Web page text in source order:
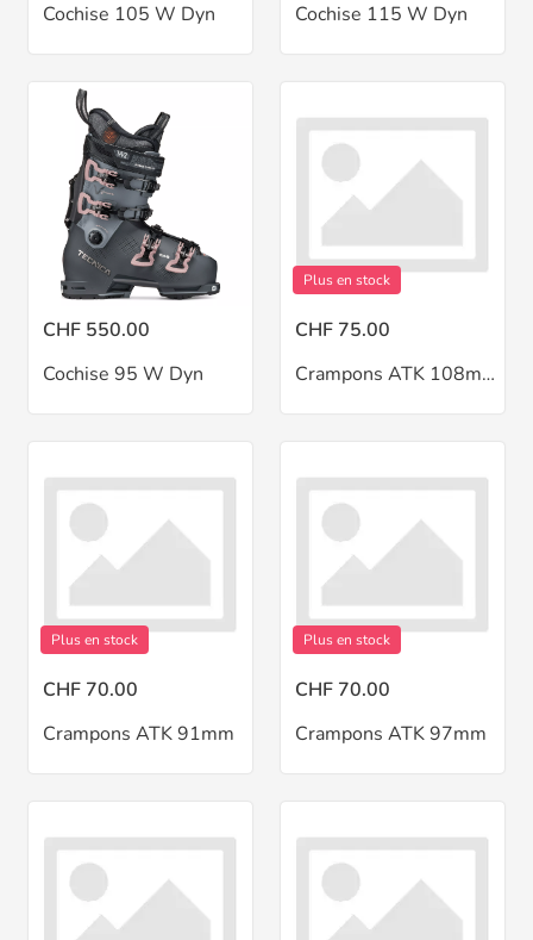
Cochise 105 W Dyn
Cochise 115 W Dyn
CHF 550.00
Cochise 95 W Dyn
Plus en stock
CHF 75.00
Crampons ATK 108mm
Plus en stock
CHF 70.00
Crampons ATK 91mm
Plus en stock
CHF 70.00
Crampons ATK 97mm